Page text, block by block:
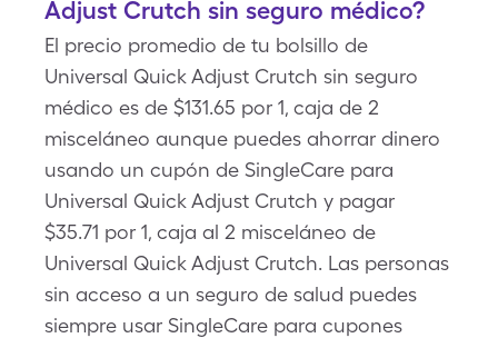
Adjust Crutch sin seguro médico?
El precio promedio de tu bolsillo de
Universal Quick Adjust Crutch sin seguro
médico es de $131.65 por 1, caja de 2
misceláneo aunque puedes ahorrar dinero
usando un cupón de SingleCare para
Universal Quick Adjust Crutch y pagar
$35.71 por 1, caja al 2 misceláneo de
Universal Quick Adjust Crutch. Las personas
sin acceso a un seguro de salud puedes
siempre usar SingleCare para cupones